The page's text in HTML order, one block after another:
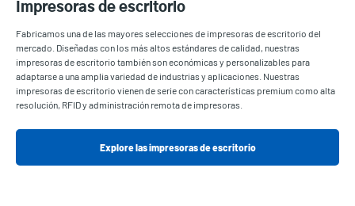
Impresoras de escritorio
Fabricamos una de las mayores selecciones de impresoras de escritorio del
mercado. Diseñadas con los más altos estándares de calidad, nuestras
impresoras de escritorio también son económicas y personalizables para
adaptarse a una amplia variedad de industrias y aplicaciones. Nuestras
impresoras de escritorio vienen de serie con características premium como alta
resolución, RFID y administración remota de impresoras.
Explore las impresoras de escritorio